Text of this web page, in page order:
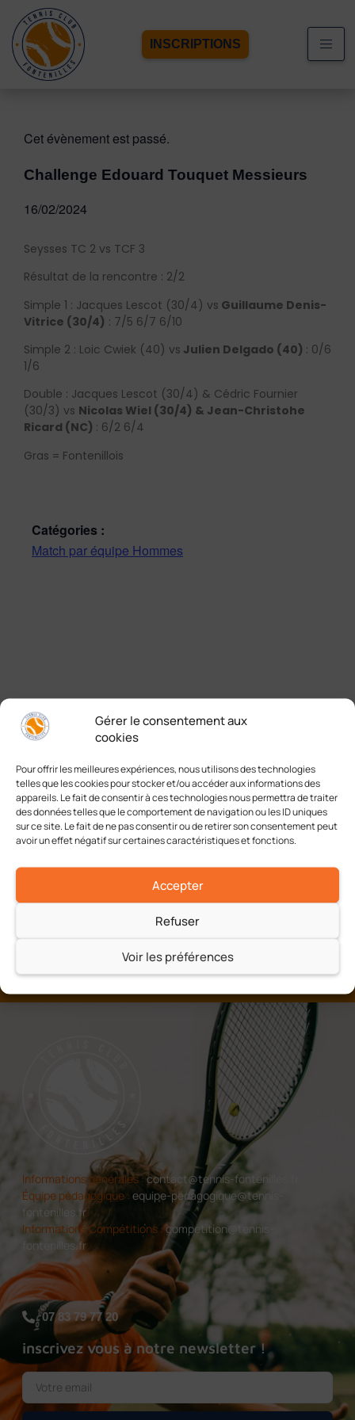
Gérer le consentement aux
cookies
Pour offrir les meilleures expériences, nous utilisons des technologies
telles que les cookies pour stocker et/ou accéder aux informations des
appareils. Le fait de consentir à ces technologies nous permettra de traiter
des données telles que le comportement de navigation ou les ID uniques
sur ce site. Le fait de ne pas consentir ou de retirer son consentement peut
avoir un effet négatif sur certaines caractéristiques et fonctions.
Accepter
Refuser
Voir les préférences
INSCRIPTIONS
Cet évènement est passé.
Challenge Edouard Touquet Messieurs
16/02/2024
Seysses TC 2 vs TCF 3
Résultat de la rencontre : 2/2
Simple 1 : Jacques Lescot (30/4) vs Guillaume Denis-
Vitrice (30/4) : 7/5 6/7 6/10
Simple 2 : Loic Cwiek (40) vs Julien Delgado (40) : 0/6
1/6
Double : Jacques Lescot (30/4) & Cédric Fournier
(30/3) vs Nicolas Wiel (30/4) & Jean-Christohe
Ricard (NC) : 6/2 6/4
Gras = Fontenillois
Catégories :
Match par équipe Hommes
Ajouter au calendrier
Challenge Edouard
Touquet Messieurs 55+
Challenge Edouard
Touquet Dames
Jeu, Set et Match !
A chacun son tennis
Informations générales :contact@tennis-fontenilles.fr
Équipe pédagogique : equipe-pedagogique@tennis-
fontenilles.fr
Informations Compétitions :competition@tennis-
fontenilles.fr
07 83 79 77 20
inscrivez vous à notre newsletter !